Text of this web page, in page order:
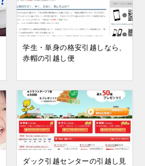
学生・単身の格安引越しなら、
赤帽の引越し便
ダック引越センターの引越し見